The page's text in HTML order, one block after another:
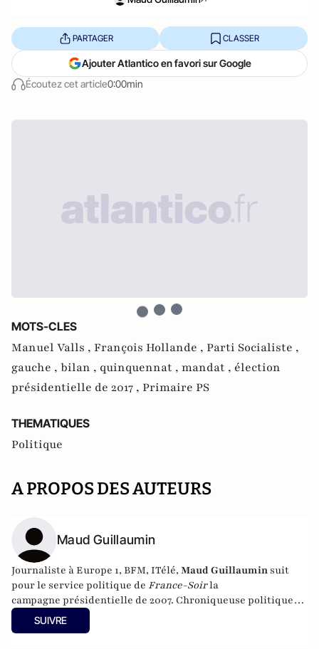
Écoutez cet article0:00min
PARTAGER CLASSER
Ajouter Atlantico en favori sur Google
MOTS-CLES
Manuel Valls , François Hollande , Parti Socialiste ,
gauche , bilan , quinquennat , mandat , élection
présidentielle de 2017 , Primaire PS
THEMATIQUES
Politique
A PROPOS DES AUTEURS
Maud Guillaumin
Journaliste à Europe 1, BFM, ITélé, Maud Guillaumin suit
pour le service politique de France-Soirla
campagne présidentielle de 2007. Chroniqueuse politique
sur France 5 dans l’émission
puis présentatrice du JT sur LCP, elle réalise également des
SUIVRE